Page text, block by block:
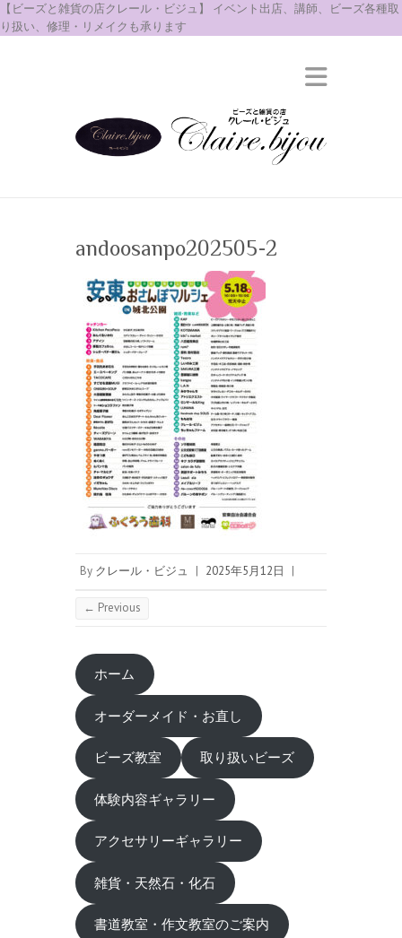
【ビーズと雑貨の店クレール・ビジュ】 イベント出店、講師、ビーズ各種取
り扱い、修理・リメイクも承ります
andoosanpo202505-2
By クレール・ビジュ | 2025年5月12日 |
← Previous
ホーム
オーダーメイド・お直し
ビーズ教室 取り扱いビーズ
体験内容ギャラリー
アクセサリーギャラリー
雑貨・天然石・化石
書道教室・作文教室のご案内